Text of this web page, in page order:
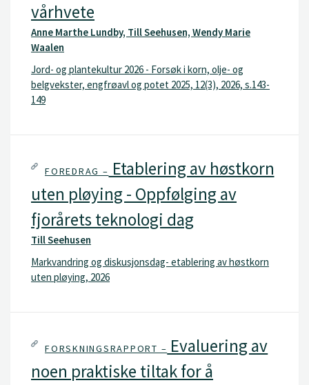
vårhvete
Anne Marthe Lundby, Till Seehusen, Wendy Marie
Waalen
Jord- og plantekultur 2026 - Forsøk i korn, olje- og
belgvekster, engfrøavl og potet 2025, 12(3), 2026, s.143-
149
FOREDRAG – Etablering av høstkorn
uten pløying - Oppfølging av
fjorårets teknologi dag
Till Seehusen
Markvandring og diskusjonsdag- etablering av høstkorn
uten pløying, 2026
FORSKNINGSRAPPORT – Evaluering av
noen praktiske tiltak for å